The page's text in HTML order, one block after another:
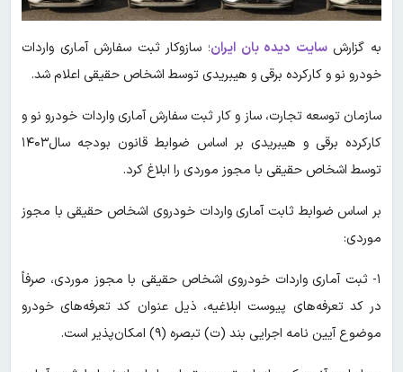
به گزارشسایت دیده بان ایران؛ سازوکار ثبت سفارش آماری واردات
خودرو نو و کارکرده برقی و هیبریدی توسط اشخاص حقیقی اعلام شد.
سازمان‌ توسعه تجارت، ساز و کار ثبت سفارش آماری واردات خودرو نو و
کارکرده برقی و هیبریدی بر اساس ضوابط قانون بودجه سال۱۴۰۳
توسط اشخاص حقیقی با مجوز موردی را ابلاغ کرد.
بر اساس ضوابط ثابت آماری واردات خودروی اشخاص حقیقی با مجوز
موردی:
۱- ثبت آماری واردات خودروی اشخاص حقیقی با مجوز موردی، صرفاً
در کد تعرفه‌های پیوست ابلاغیه، ذیل عنوان کد تعرفه‌های خودرو
موضوع آیین نامه اجرایی بند (ت) تبصره (۹) امکان‌پذیر است.